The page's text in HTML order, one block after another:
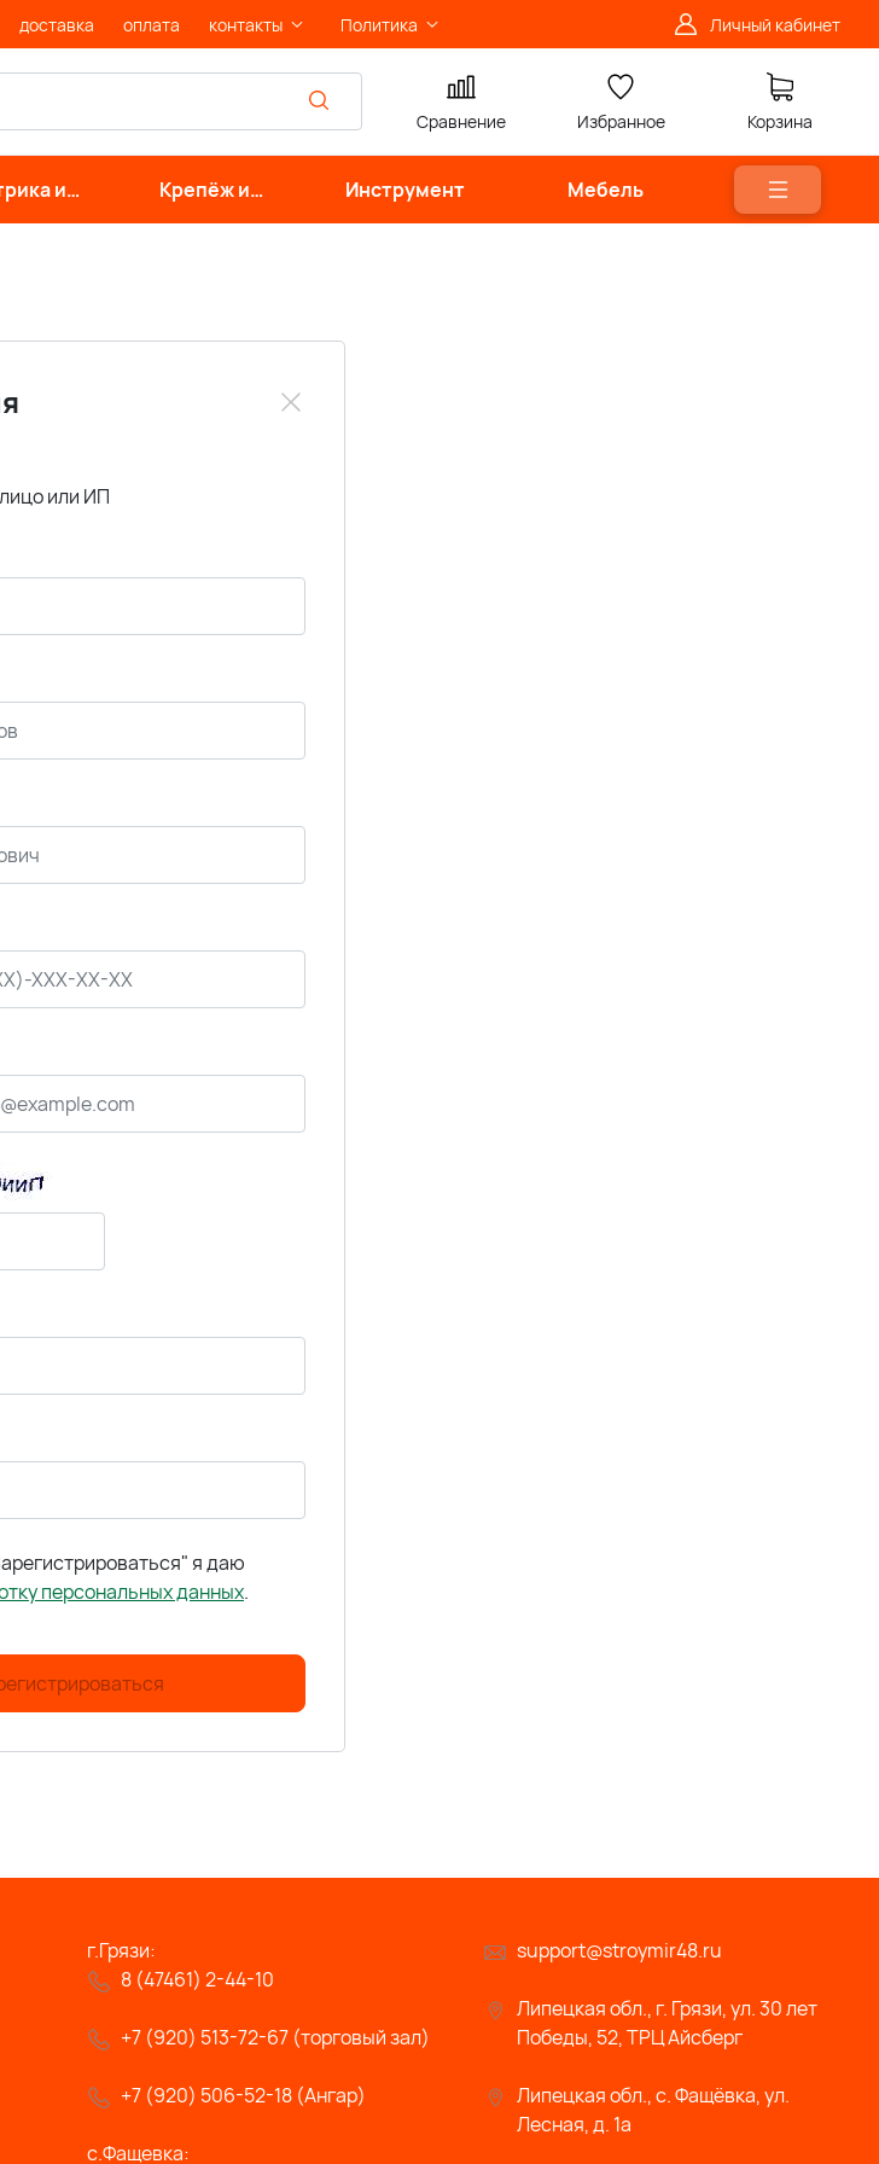
доставка оплата контакты Политика Личный кабинет
Сравнение Избранное Корзина
и
Крепёж и
фурнитура
Инструмент Мебель
или ИП
я даю
персональных данных.
support@stroymir48.ru
Липецкая обл., г. Грязи, ул. 30 лет
Победы, 52, ТРЦ Айсберг
Липецкая обл., с. Фащёвка, ул.
Лесная, д. 1а
г.Грязи:
8 (47461) 2-44-10
+7 (920) 513-72-67 (торговый зал)
+7 (920) 506-52-18 (Ангар)
с.Фащевка: